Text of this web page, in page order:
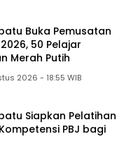
Buka Pemusatan
50 Pelajar
Merah Putih
2026 - 18:55 WIB
Siapkan Pelatihan
PBJ bagi